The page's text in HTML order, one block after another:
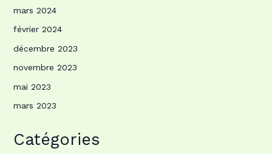
mars 2024
février 2024
décembre 2023
novembre 2023
mai 2023
mars 2023
Catégories